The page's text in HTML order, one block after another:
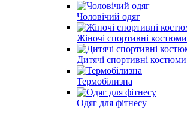
Чоловічий одяг
Жіночі спортивні костюми
Дитячі спортивні костюми
Термобілизна
Одяг для фітнесу